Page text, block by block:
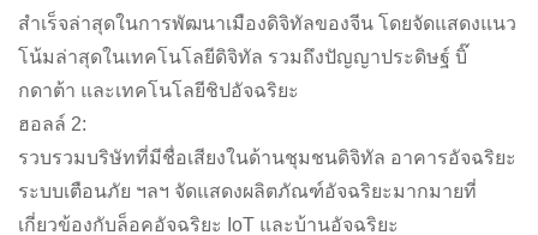
สำเร็จล่าสุดในการพัฒนาเมืองดิจิทัลของจีน โดยจัดแสดงแนว
โน้มล่าสุดในเทคโนโลยีดิจิทัล รวมถึงปัญญาประดิษฐ์ บิ๊
กดาต้า และเทคโนโลยีชิปอัจฉริยะ
ฮอลล์ 2:
รวบรวมบริษัทที่มีชื่อเสียงในด้านชุมชนดิจิทัล อาคารอัจฉริยะ
ระบบเตือนภัย ฯลฯ จัดแสดงผลิตภัณฑ์อัจฉริยะมากมายที่
เกี่ยวข้องกับล็อคอัจฉริยะ IoT และบ้านอัจฉริยะ